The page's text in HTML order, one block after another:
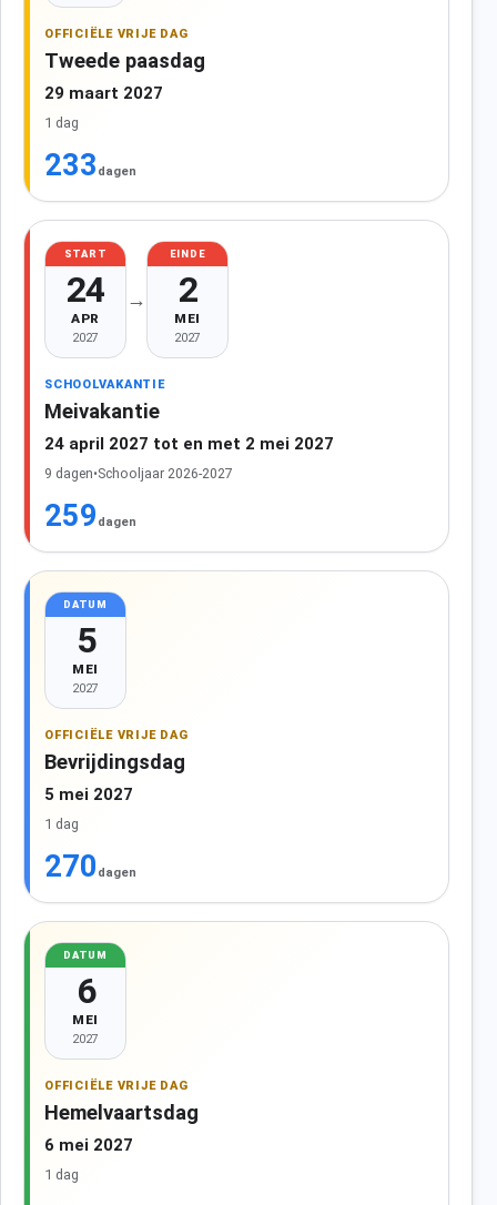
OFFICIËLE VRIJE DAG
Tweede paasdag
29 maart 2027
1 dag
233 dagen
START
24
APR
2027
→
EINDE
2
MEI
2027
SCHOOLVAKANTIE
Meivakantie
24 april 2027 tot en met 2 mei 2027
9 dagen•Schooljaar 2026-2027
259 dagen
DATUM
5
MEI
2027
OFFICIËLE VRIJE DAG
Bevrijdingsdag
5 mei 2027
1 dag
270 dagen
DATUM
6
MEI
2027
OFFICIËLE VRIJE DAG
Hemelvaartsdag
6 mei 2027
1 dag